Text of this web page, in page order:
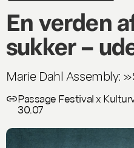
En verden
sukker –
Marie Dahl Assembly:
Passage Festival x
30.07